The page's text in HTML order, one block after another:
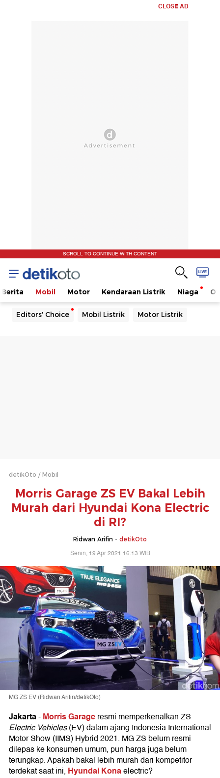
CLOSE AD
SCROLL TO CONTINUE WITH CONTENT
Berita Mobil Motor Kendaraan Listrik Niaga
Editors' Choice Mobil Listrik Motor Listrik
detikOto Mobil
Morris Garage ZS EV Bakal Lebih
Murah dari Hyundai Kona Electric
di RI?
Ridwan Arifin - detikOto
Senin, 19 Apr 2021 16:13 WIB
MG ZS EV (Ridwan Arifin/detikOto)
Jakarta-Morris Garageresmi memperkenalkan ZS
Electric Vehicles(EV) dalam ajang Indonesia International
Motor Show (IIMS) Hybrid 2021. MG ZS belum resmi
dilepas ke konsumen umum, pun harga juga belum
terungkap. Apakah bakal lebih murah dari kompetitor
terdekat saat ini, Hyundai Konaelectric?